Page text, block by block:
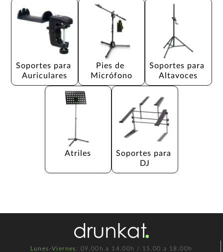
Soportes para
Auriculares
Pies de
Micrófono
Soportes para
Altavoces
Atriles
Soportes para
DJ
Lunes-Viernes : 09.00h a 14.00h / 15.00 a 18.00h